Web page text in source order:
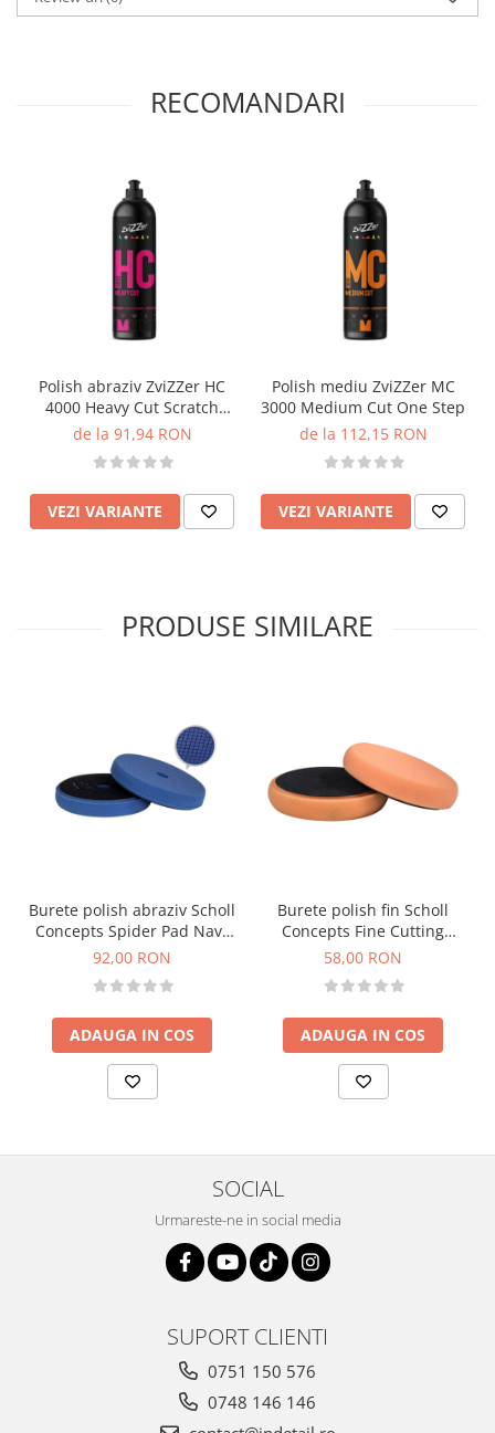
RECOMANDARI
Polish abraziv ZviZZer HC
4000 Heavy Cut Scratch
Remover
de la 91,94 RON
VEZI VARIANTE
Polish mediu ZviZZer MC
3000 Medium Cut One Step
de la 112,15 RON
VEZI VARIANTE
PRODUSE SIMILARE
Burete polish abraziv Scholl
Concepts Spider Pad Navy
Blue, albastru, M 145mm
92,00 RON
ADAUGA IN COS
Burete polish fin Scholl
Concepts Fine Cutting
Premium Pad, portocaliu, M
58,00 RON
ADAUGA IN COS
SOCIAL
Urmareste-ne in social media
SUPORT CLIENTI
0751 150 576
0748 146 146